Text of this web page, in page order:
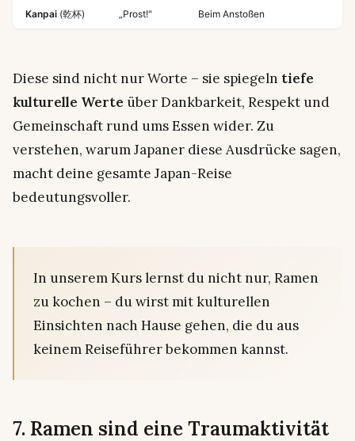
Kanpai (乾杯) „Prost!" Beim Anstoßen
Diese sind nicht nur Worte – sie spiegeln tiefe
kulturelle Werte über Dankbarkeit, Respekt und
Gemeinschaft rund ums Essen wider. Zu
verstehen, warumJapaner diese Ausdrücke sagen,
macht deine gesamte Japan-Reise
bedeutungsvoller.
In unserem Kurs lernst du nicht nur, Ramen
zu kochen – du wirst mit kulturellen
Einsichten nach Hause gehen, die du aus
keinem Reiseführer bekommen kannst.
7. Ramen sind eine Traumaktivität